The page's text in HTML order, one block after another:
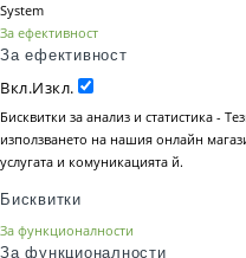
System
За ефективност
За ефективност
Вкл.Изкл.
Бисквитки за анализ и статистика -
използването на нашия онлайн
услугата и комуникацията й.
Бисквитки
За функционалности
За функционалности